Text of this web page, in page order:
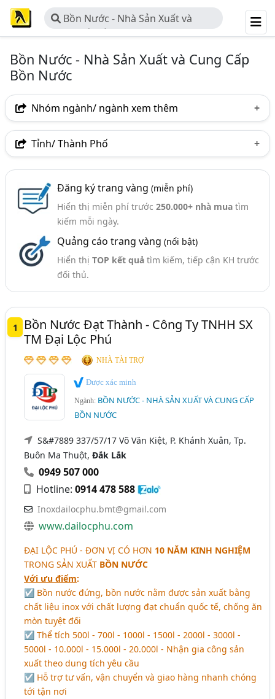
Bồn Nước - Nhà Sản Xuất và
Cung Cấp Bồn Nước
Bồn Nước - Nhà Sản Xuất và Cung Cấp
Bồn Nước
Nhóm ngành/ ngành xem thêm
Ngành nghề
Nhóm ngành nghề
Bồn Nước Inox (80)
Ngành xem thêm
Bình, Máy Nước Nóng Năng Lượng Mặt Trời (179)
Bồn Inox, Bồn Inox Công Nghiệp (69)
Tỉnh/ Thành Phố
Bình Dương
Tp. Đà Nẵng
Bắc Ninh
Thái Bình
Bình Định
Cà Mau Hải Dương
Đăng ký trang vàng (miễn phí)
Hiển thị miễn phí trước 250.000+ nhà muatìm
kiếm mỗi ngày.
Quảng cáo trang vàng (nổi bật)
Hiển thị TOP kết quảtìm kiếm, tiếp cận KH trước
đối thủ.
1
Bồn Nước Đạt Thành - Công Ty TNHH SX
TM Đại Lộc Phú
NHÀ TÀI TRỢ
Được xác minh
Ngành: BỒN NƯỚC - NHÀ SẢN XUẤT VÀ CUNG CẤP
BỒN NƯỚC
S&#7889 337/57/17 Võ Văn Kiệt, P. Khánh Xuân, Tp.
Buôn Ma Thuột,Đắk Lắk
0949 507 000
Hotline:0914 478 588
Inoxdailocphu.bmt@gmail.com
www.dailocphu.com
ĐẠI LỘC PHÚ - ĐƠN VỊ CÓ HƠN 10 NĂM KINH NGHIỆM
TRONG SẢN XUẤT BỒN NƯỚC
Với ưu điểm:
☑ Bồn nước đứng, bồn nước nằm được sản xuất bằng
chất liệu inox với chất lượng đạt chuẩn quốc tế, chống ăn
mòn tuyệt đối
☑ Thể tích 500l - 700l - 1000l - 1500l - 2000l - 3000l -
5000l - 10.000l - 15.000l - 20.000l - Nhận gia công sản
xuất theo dung tích yêu cầu
☑ Hỗ trợ tư vấn, vận chuyển và giao hàng nhanh chóng
tới tận nơi